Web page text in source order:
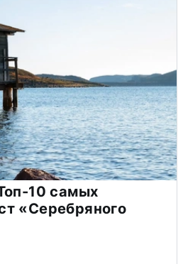
10 самых
«Серебряного